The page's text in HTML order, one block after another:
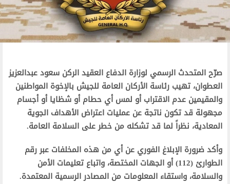
صرّح المتحدث الرسمي لوزارة الدفاع العقيد الركن سعود عبدالعزيز
العطوان، تهيب رئاسة الأركان العامة للجيش بالإخوة المواطنين
والمقيمين عدم الاقتراب أو لمس أي حطام أو شظايا أو أجسام
مجهولة قد تكون ناتجة عن عمليات اعتراض الأهداف الجوية
المعادية، نظراً لما قد تشكله من خطر على السلامة العامة.
وأكد ضرورة الإبلاغ الفوري عن أي من هذه المخلفات عبر رقم
الطوارئ (112) أو الجهات المختصة، واتباع تعليمات الأمن
والسلامة، واستقاء المعلومات من المصادر الرسمية المعتمدة.